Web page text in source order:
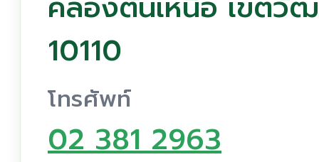
10110
โทรศัพท์
02 381 2963